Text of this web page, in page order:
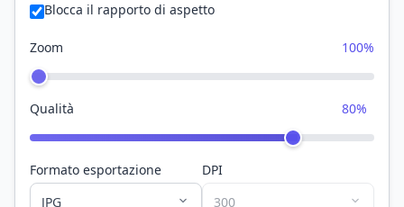
Blocca il rapporto di aspetto
Zoom 100%
Qualità 80%
Formato esportazione DPI